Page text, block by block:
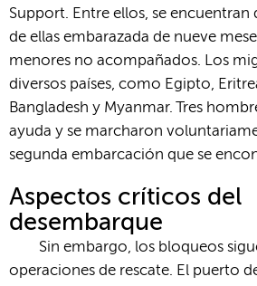
Support. Entre ellos, se
de ellas embarazada de nueve
menores no acompañados. Los
diversos países, como Egipto,
Bangladesh y Myanmar. Tres
ayuda y se marcharon
segunda embarcación que se
Aspectos críticos del
desembarque
Sin embargo, los bloqueos
operaciones de rescate. El puerto